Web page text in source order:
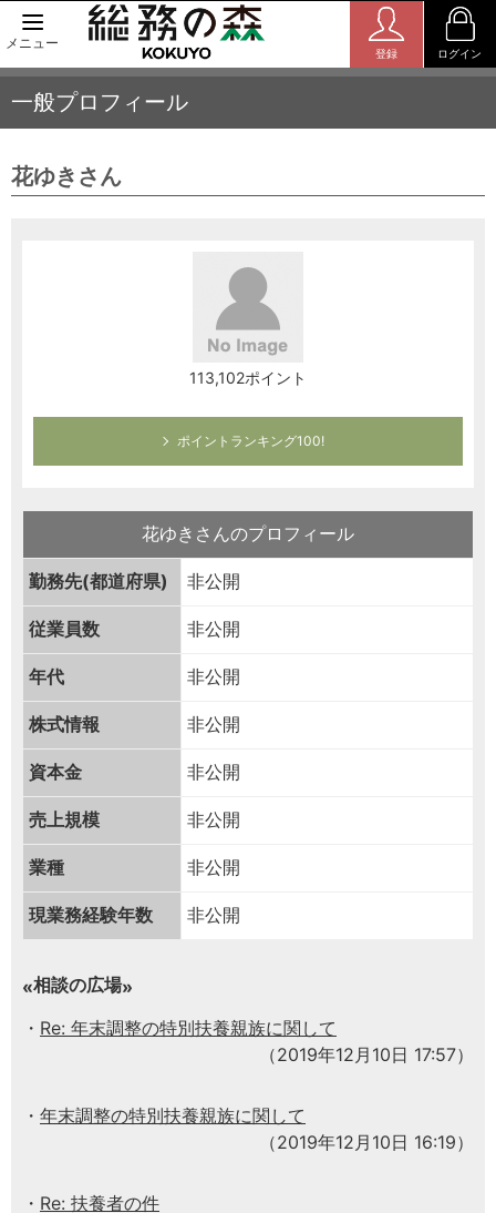
メニュー
登録 ログイン
一般プロフィール
花ゆきさん
113,102ポイント
ポイントランキング100!
花ゆきさんのプロフィール
勤務先(都道府県) 非公開
従業員数 非公開
年代 非公開
株式情報 非公開
資本金 非公開
売上規模 非公開
業種 非公開
現業務経験年数 非公開
相談の広場
Re: 年末調整の特別扶養親族に関して
（2019年12月10日 17:57）
年末調整の特別扶養親族に関して
（2019年12月10日 16:19）
Re: 扶養者の件